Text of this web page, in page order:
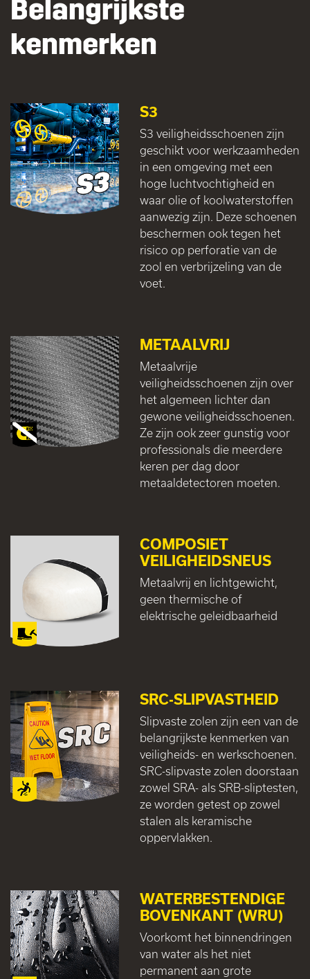
Belangrijkste
kenmerken
S3
S3 veiligheidsschoenen zijn
geschikt voor werkzaamheden
in een omgeving met een
hoge luchtvochtigheid en
waar olie of koolwaterstoffen
aanwezig zijn. Deze schoenen
beschermen ook tegen het
risico op perforatie van de
zool en verbrijzeling van de
voet.
METAALVRIJ
Metaalvrije
veiligheidsschoenen zijn over
het algemeen lichter dan
gewone veiligheidsschoenen.
Ze zijn ook zeer gunstig voor
professionals die meerdere
keren per dag door
metaaldetectoren moeten.
COMPOSIET
VEILIGHEIDSNEUS
Metaalvrij en lichtgewicht,
geen thermische of
elektrische geleidbaarheid
SRC-SLIPVASTHEID
Slipvaste zolen zijn een van de
belangrijkste kenmerken van
veiligheids- en werkschoenen.
SRC-slipvaste zolen doorstaan
zowel SRA- als SRB-sliptesten,
ze worden getest op zowel
stalen als keramische
oppervlakken.
WATERBESTENDIGE
BOVENKANT (WRU)
Voorkomt het binnendringen
van water als het niet
permanent aan grote